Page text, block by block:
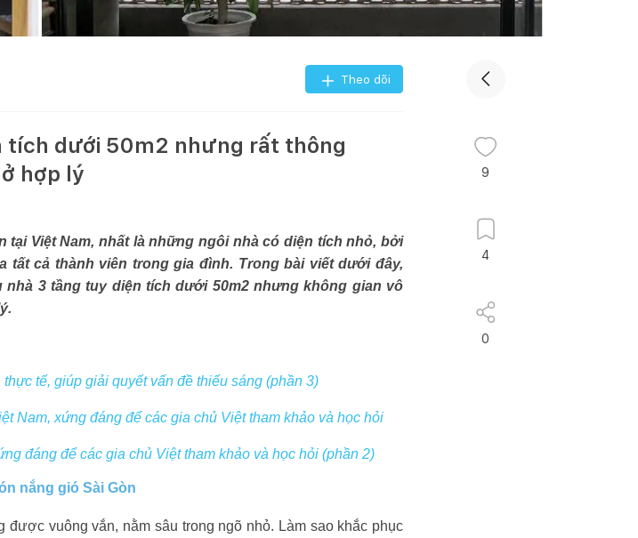
Theo dõi
tích dưới 50m2 nhưng rất thông
hợp lý
Việt Nam, nhất là những ngôi nhà có diện tích nhỏ, bởi
cả thành viên trong gia đình. Trong bài viết dưới đây,
3 tầng tuy diện tích dưới 50m2 nhưng không gian vô
tế, giúp giải quyết vấn đề thiếu sáng (phần 3)
Nam, xứng đáng để các gia chủ Việt tham khảo và học hỏi
đáng để các gia chủ Việt tham khảo và học hỏi (phần 2)
nắng gió Sài Gòn
vuông vắn, nằm sâu trong ngõ nhỏ. Làm sao khắc phục
9
4
0